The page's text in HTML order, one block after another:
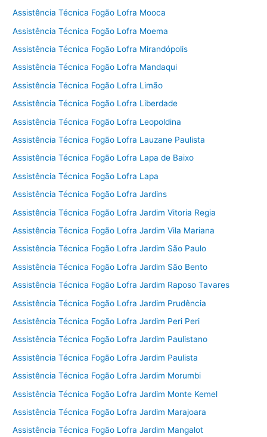
Assistência Técnica Fogão Lofra Mooca
Assistência Técnica Fogão Lofra Moema
Assistência Técnica Fogão Lofra Mirandópolis
Assistência Técnica Fogão Lofra Mandaqui
Assistência Técnica Fogão Lofra Limão
Assistência Técnica Fogão Lofra Liberdade
Assistência Técnica Fogão Lofra Leopoldina
Assistência Técnica Fogão Lofra Lauzane Paulista
Assistência Técnica Fogão Lofra Lapa de Baixo
Assistência Técnica Fogão Lofra Lapa
Assistência Técnica Fogão Lofra Jardins
Assistência Técnica Fogão Lofra Jardim Vitoria Regia
Assistência Técnica Fogão Lofra Jardim Vila Mariana
Assistência Técnica Fogão Lofra Jardim São Paulo
Assistência Técnica Fogão Lofra Jardim São Bento
Assistência Técnica Fogão Lofra Jardim Raposo Tavares
Assistência Técnica Fogão Lofra Jardim Prudência
Assistência Técnica Fogão Lofra Jardim Peri Peri
Assistência Técnica Fogão Lofra Jardim Paulistano
Assistência Técnica Fogão Lofra Jardim Paulista
Assistência Técnica Fogão Lofra Jardim Morumbi
Assistência Técnica Fogão Lofra Jardim Monte Kemel
Assistência Técnica Fogão Lofra Jardim Marajoara
Assistência Técnica Fogão Lofra Jardim Mangalot